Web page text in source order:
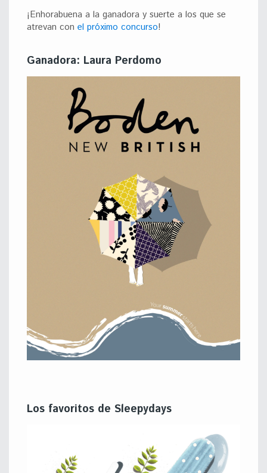
¡Enhorabuena a la ganadora y suerte a los que se
atrevan con el próximo concurso!
Ganadora: Laura Perdomo
Los favoritos de Sleepydays